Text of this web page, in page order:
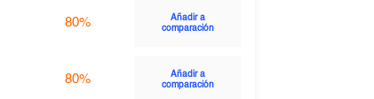
80%
Añadir a
comparación
80%
Añadir a
comparación